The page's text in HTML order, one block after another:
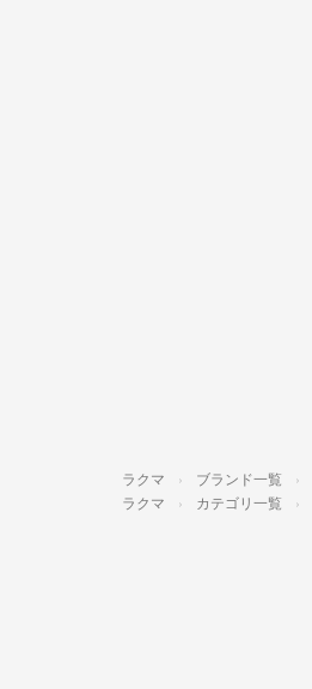
ラクマ ブランド一覧
ラクマ カテゴリ一覧